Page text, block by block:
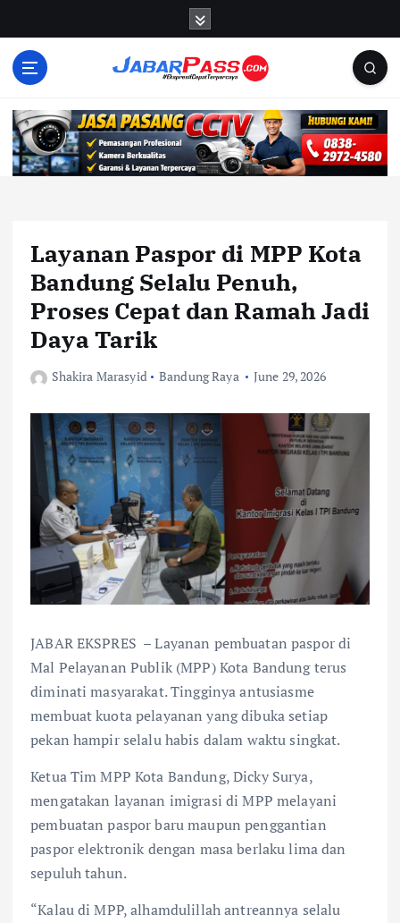
Layanan Paspor di MPP Kota
Bandung Selalu Penuh,
Proses Cepat dan Ramah Jadi
Daya Tarik
Shakira Marasyid Bandung Raya June 29, 2026
JABAR EKSPRES – Layanan pembuatan paspor di
Mal Pelayanan Publik (MPP) Kota Bandung terus
diminati masyarakat. Tingginya antusiasme
membuat kuota pelayanan yang dibuka setiap
pekan hampir selalu habis dalam waktu singkat.
Ketua Tim MPP Kota Bandung, Dicky Surya,
mengatakan layanan imigrasi di MPP melayani
pembuatan paspor baru maupun penggantian
paspor elektronik dengan masa berlaku lima dan
sepuluh tahun.
“Kalau di MPP, alhamdulillah antreannya selalu